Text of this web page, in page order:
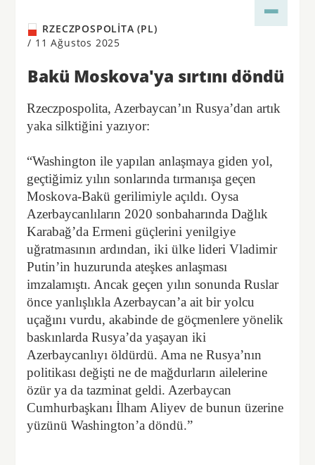
RZECZPOSPOLITA (PL)
/ 11 Ağustos 2025
Bakü Moskova'ya sırtını döndü
Rzeczpospolita, Azerbaycan’ın Rusya’dan artık
yaka silktiğini yazıyor:
“Washington ile yapılan anlaşmaya giden yol,
geçtiğimiz yılın sonlarında tırmanışa geçen
Moskova-Bakü gerilimiyle açıldı. Oysa
Azerbaycanlıların 2020 sonbaharında Dağlık
Karabağ’da Ermeni güçlerini yenilgiye
uğratmasının ardından, iki ülke lideri Vladimir
Putin’in huzurunda ateşkes anlaşması
imzalamıştı. Ancak geçen yılın sonunda Ruslar
önce yanlışlıkla Azerbaycan’a ait bir yolcu
uçağını vurdu, akabinde de göçmenlere yönelik
baskınlarda Rusya’da yaşayan iki
Azerbaycanlıyı öldürdü. Ama ne Rusya’nın
politikası değişti ne de mağdurların ailelerine
özür ya da tazminat geldi. Azerbaycan
Cumhurbaşkanı İlham Aliyev de bunun üzerine
yüzünü Washington’a döndü.”